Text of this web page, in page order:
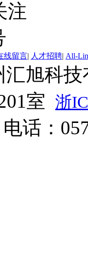
注
线留言| 人才招聘| All-
汇旭科
室 浙
话：